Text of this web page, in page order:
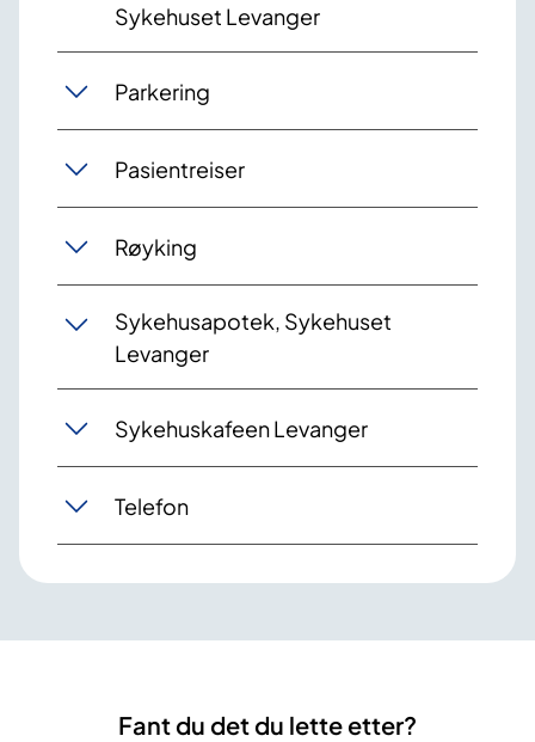
Sykehuset Levanger
Parkering
Pasientreiser
Røyking
Sykehusapotek, Sykehuset
Levanger
Sykehuskafeen Levanger
Telefon
Fant du det du lette etter?